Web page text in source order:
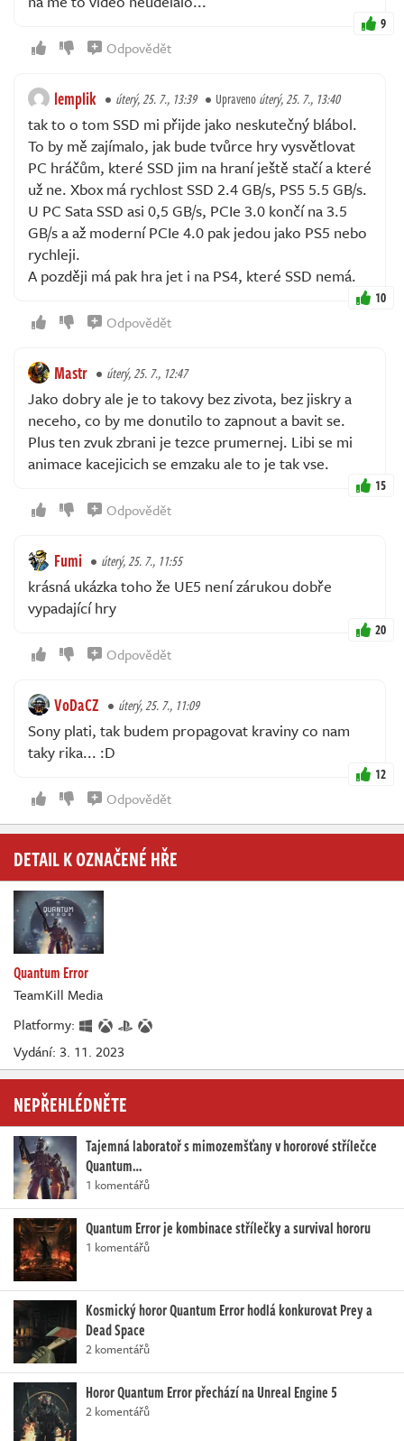
9
Odpovědět
lemplik úterý, 25. 7., 13:39 Upravenoúterý, 25. 7., 13:40
tak to o tom SSD mi přijde jako neskutečný blábol.
To by mě zajímalo, jak bude tvůrce hry vysvětlovat
PC hráčům, které SSD jim na hraní ještě stačí a které
už ne. Xbox má rychlost SSD 2.4 GB/s, PS5 5.5 GB/s.
U PC Sata SSD asi 0,5 GB/s, PCIe 3.0 končí na 3.5
GB/s a až moderní PCIe 4.0 pak jedou jako PS5 nebo
rychleji.
A později má pak hra jet i na PS4, které SSD nemá.
10
Odpovědět
Mastr úterý, 25. 7., 12:47
Jako dobry ale je to takovy bez zivota, bez jiskry a
neceho, co by me donutilo to zapnout a bavit se.
Plus ten zvuk zbrani je tezce prumernej. Libi se mi
animace kacejicich se emzaku ale to je tak vse.
15
Odpovědět
Fumi úterý, 25. 7., 11:55
krásná ukázka toho že UE5 není zárukou dobře
vypadající hry
20
Odpovědět
VoDaCZ úterý, 25. 7., 11:09
Sony plati, tak budem propagovat kraviny co nam
taky rika... :D
12
Odpovědět
DETAIL K OZNAČENÉ HŘE
Quantum Error
TeamKill Media
Platformy:
Vydání: 3. 11. 2023
NEPŘEHLÉDNĚTE
Tajemná laboratoř s mimozemšťany v hororové střílečce
Quantum…
1 komentářů
Quantum Error je kombinace střílečky a survival hororu
1 komentářů
Kosmický horor Quantum Error hodlá konkurovat Prey a
Dead Space
2 komentářů
Horor Quantum Error přechází na Unreal Engine 5
2 komentářů